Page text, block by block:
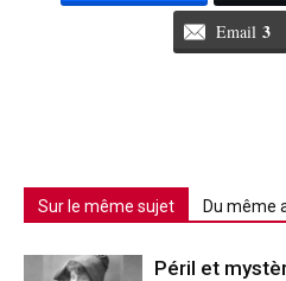
Email 3
Sur le même sujet Du même
Péril et